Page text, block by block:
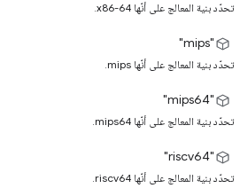
تحدّد بنية المعالج على أنّها x86-64.
"mips"
تحدّد بنية المعالج على أنّها mips.
‫"mips64"
تحدّد بنية المعالج على أنّها mips64.
"riscv64"
تحدّد بنية المعالج على أنّها riscv64.